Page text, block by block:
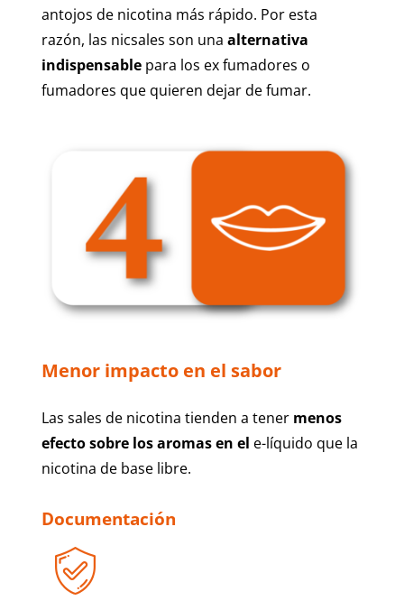
antojos de nicotina más rápido. Por esta
razón, las nicsales son una alternativa
indispensablepara los ex fumadores o
fumadores que quieren dejar de fumar.
Menor impacto en el sabor
Las sales de nicotina tienden a tener menos
efecto sobre los aromas en el e-líquido que la
nicotina de base libre.
Documentación